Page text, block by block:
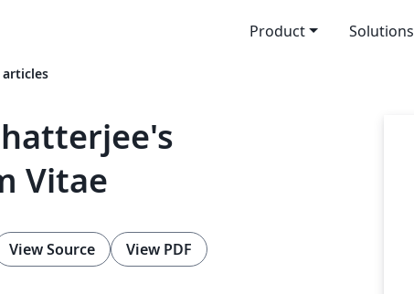
Product Solutions
Vitae
View Source View PDF